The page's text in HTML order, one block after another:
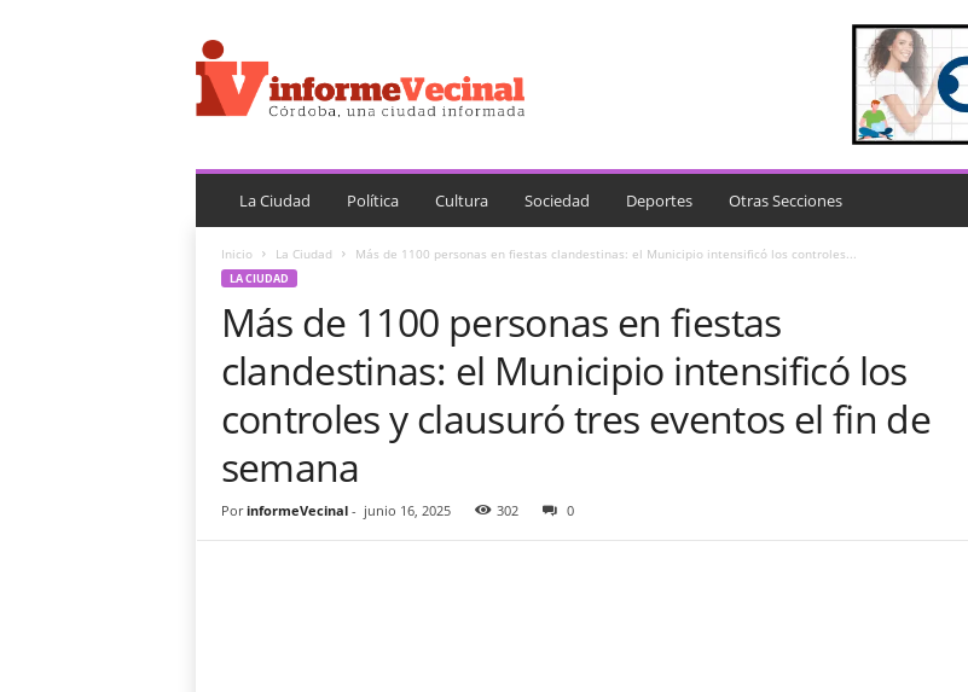
n
f
o
e
e
La Ciudad Política Cultura Sociedad Deportes Otras Secciones
Inicio La Ciudad Más de 1100 personas en fiestas clandestinas: el Municipio intensificó los controles...
LA CIUDAD
Más de 1100 personas en fiestas
clandestinas: el Municipio intensificó los
controles y clausuró tres eventos el fin de
semana
Por informeVecinal- junio 16, 2025 302 0